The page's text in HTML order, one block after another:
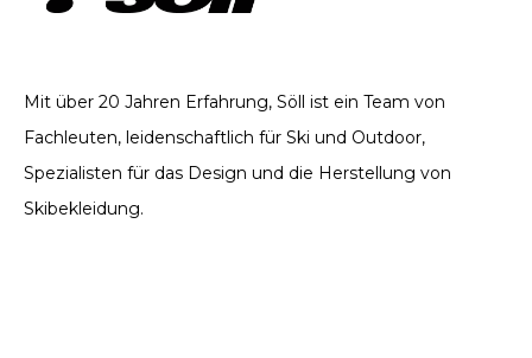
Mit über 20 Jahren Erfahrung, Söll ist ein Team von
Fachleuten, leidenschaftlich für Ski und Outdoor,
Spezialisten für das Design und die Herstellung von
Skibekleidung.